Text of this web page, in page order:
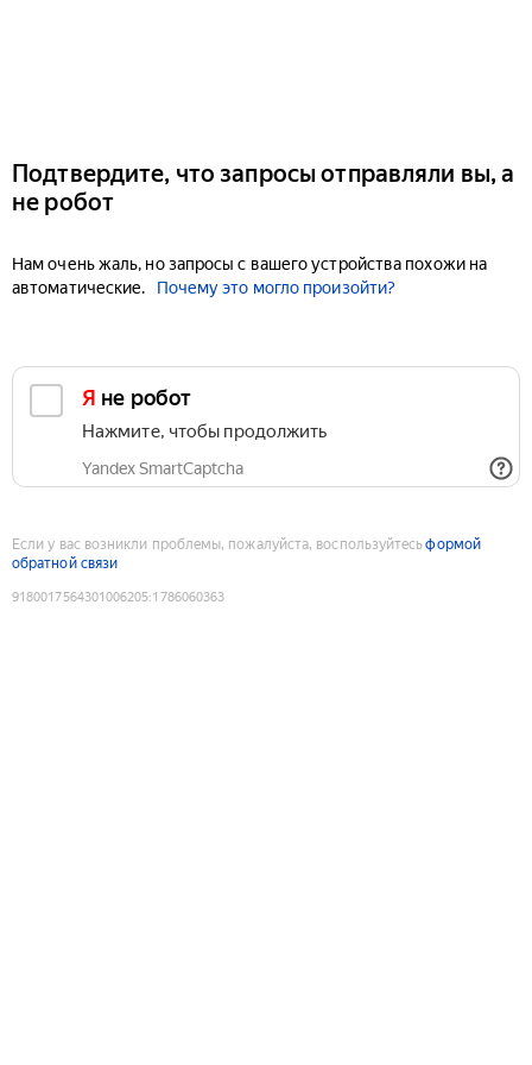
Подтвердите, что запросы отправляли вы, а
не робот
Нам очень жаль, но запросы с вашего устройства похожи на
автоматические.
Почему это могло произойти?
Я не робот
Нажмите, чтобы продолжить
Yandex SmartCaptcha
Если у вас возникли проблемы, пожалуйста, воспользуйтесьформой
обратной связи
9180017564301006205:1786060363